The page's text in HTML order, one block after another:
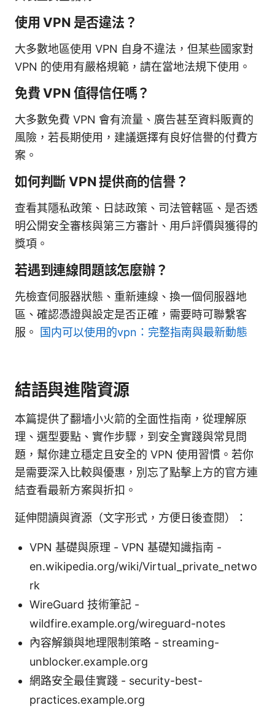
使用 VPN 是否違法？
大多數地區使用 VPN 自身不違法，但某些國家對
VPN 的使用有嚴格規範，請在當地法規下使用。
免費 VPN 值得信任嗎？
大多數免費 VPN 會有流量、廣告甚至資料販賣的
風險，若長期使用，建議選擇有良好信譽的付費方
案。
如何判斷 VPN 提供商的信譽？
查看其隱私政策、日誌政策、司法管轄區、是否透
明公開安全審核與第三方審計、用戶評價與獲得的
獎項。
若遇到連線問題該怎麼辦？
先檢查伺服器狀態、重新連線、換一個伺服器地
區、確認憑證與設定是否正確，需要時可聯繫客
服。
国内可以使用的vpn：完整指南與最新動態
結語與進階資源
本篇提供了翻墙小火箭的全面性指南，從理解原
理、選型要點、實作步驟，到安全實踐與常見問
題，幫你建立穩定且安全的 VPN 使用習慣。若你
是需要深入比較與優惠，別忘了點擊上方的官方連
結查看最新方案與折扣。
延伸閱讀與資源（文字形式，方便日後查閱）：
VPN 基礎與原理 - VPN 基礎知識指南 -
en.wikipedia.org/wiki/Virtual_private_netwo
rk
WireGuard 技術筆記 -
wildfire.example.org/wireguard-notes
內容解鎖與地理限制策略 - streaming-
unblocker.example.org
網路安全最佳實踐 - security-best-
practices.example.org